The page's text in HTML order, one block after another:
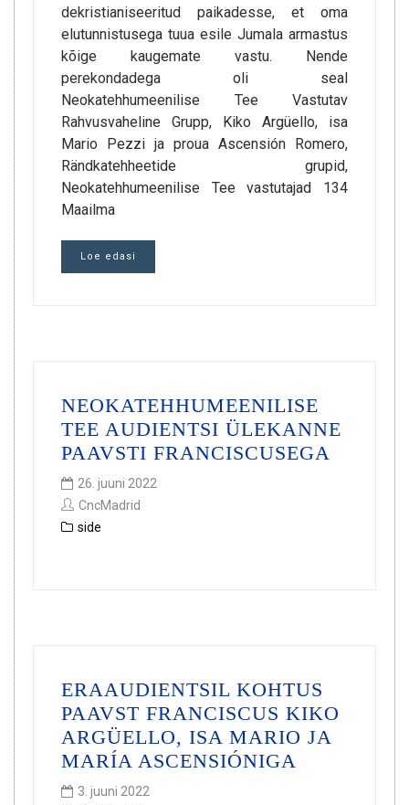
dekristianiseeritud paikadesse, et oma
elutunnistusega tuua esile Jumala armastus
kõige kaugemate vastu. Nende
perekondadega oli seal
Neokatehhumeenilise Tee Vastutav
Rahvusvaheline Grupp, Kiko Argüello, isa
Mario Pezzi ja proua Ascensión Romero,
Rändkatehheetide grupid,
Neokatehhumeenilise Tee vastutajad 134
Maailma
Loe edasi
NEOKATEHHUMEENILISE
TEE AUDIENTSI ÜLEKANNE
PAAVSTI FRANCISCUSEGA
26. juuni 2022
CncMadrid
side
ERAAUDIENTSIL KOHTUS
PAAVST FRANCISCUS KIKO
ARGÜELLO, ISA MARIO JA
MARÍA ASCENSIÓNIGA
3. juuni 2022